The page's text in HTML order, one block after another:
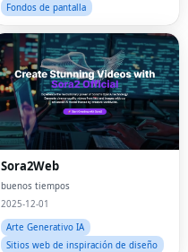
Fondos de pantalla
Sora2Web
buenos tiempos
2025-12-01
Arte Generativo IA
Sitios web de inspiración de diseño